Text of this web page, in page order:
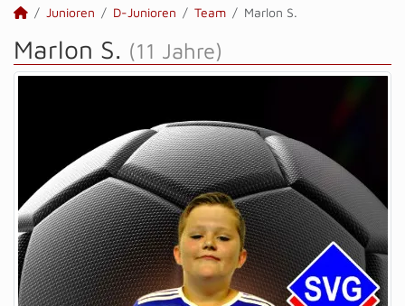
Junioren D-Junioren Team Marlon S.
Marlon S. (11 Jahre)